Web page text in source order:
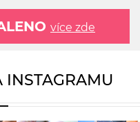
více zde
INSTAGRAMU